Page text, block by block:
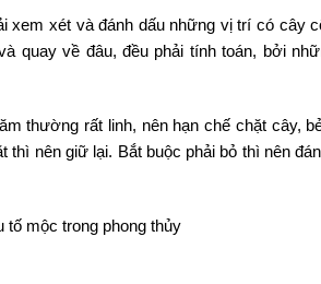
xét và đánh dấu những vị trí có cây
quay về đâu, đều phải tính toán, bởi
thường rất linh, nên hạn chế chặt cây,
nên giữ lại. Bắt buộc phải bỏ thì nên